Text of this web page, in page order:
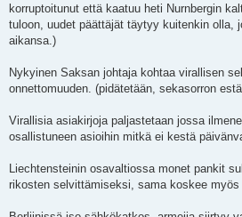
korruptoitunut että kaatuu heti Nurnbergin
tuloon, uudet päättäjät täytyy kuitenkin olla,
aikansa.)
Nykyinen Saksan johtaja kohtaa virallisen
onnettomuuden. (pidätetään, sekasorron
Virallisia asiakirjoja paljastetaan jossa
osallistuneen asioihin mitkä ei kestä
Liechtensteinin osavaltiossa monet pankit
rikosten selvittämiseksi, sama koskee myös